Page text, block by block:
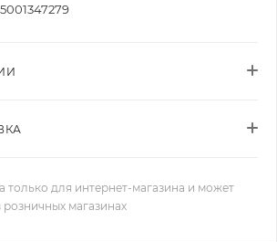
только для интернет-магазина и может
розничных магазинах